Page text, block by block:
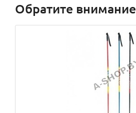
Обратите внимание